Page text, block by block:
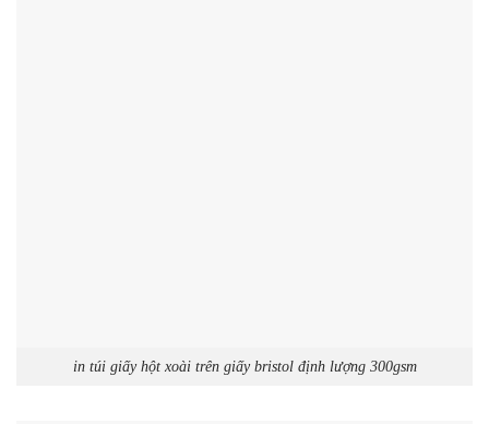
in túi giấy hột xoài trên giấy bristol định lượng 300gsm